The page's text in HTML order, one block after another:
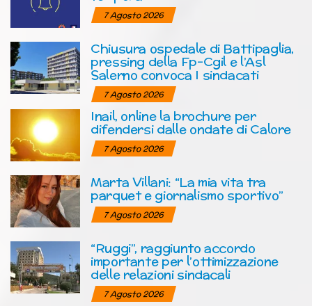
7 Agosto 2026
Chiusura ospedale di Battipaglia,
pressing della Fp-Cgil e l’Asl
Salerno convoca I sindacati
7 Agosto 2026
Inail, online la brochure per
difendersi dalle ondate di Calore
7 Agosto 2026
Marta Villani: “La mia vita tra
parquet e giornalismo sportivo”
7 Agosto 2026
“Ruggi”, raggiunto accordo
importante per l’ottimizzazione
delle relazioni sindacali
7 Agosto 2026